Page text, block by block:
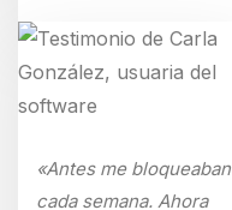
«Antes me bloqueaban
cada semana. Ahora